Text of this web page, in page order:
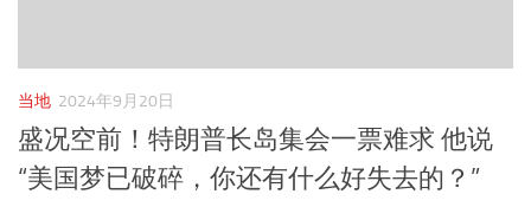
当地 2024年9月20日
盛况空前！特朗普长岛集会一票难求 他说
“美国梦已破碎，你还有什么好失去的？”